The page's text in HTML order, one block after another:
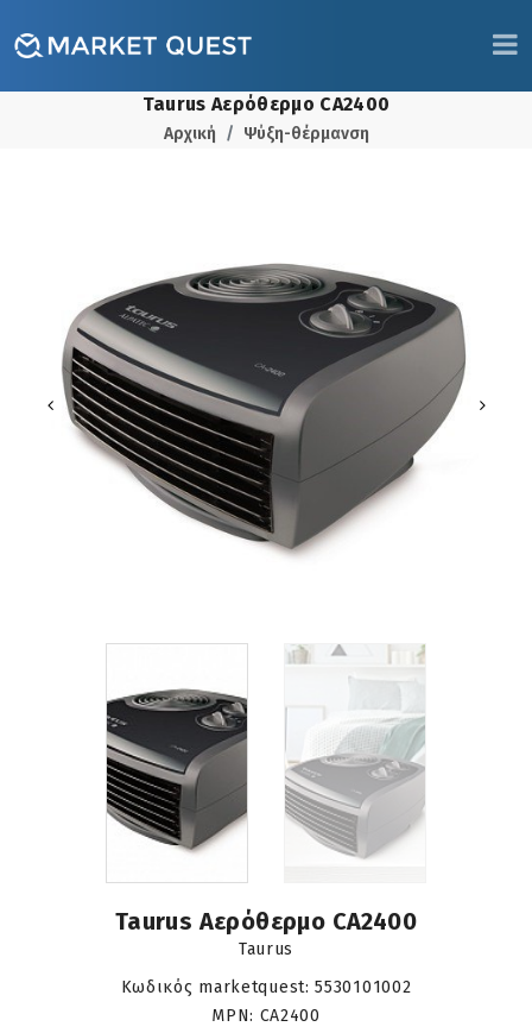
Taurus Αερόθερμο CA2400
Αρχική Ψύξη-θέρμανση
Taurus Αερόθερμο CA2400
Taurus
Κωδικός marketquest:5530101002
MPN: CA2400